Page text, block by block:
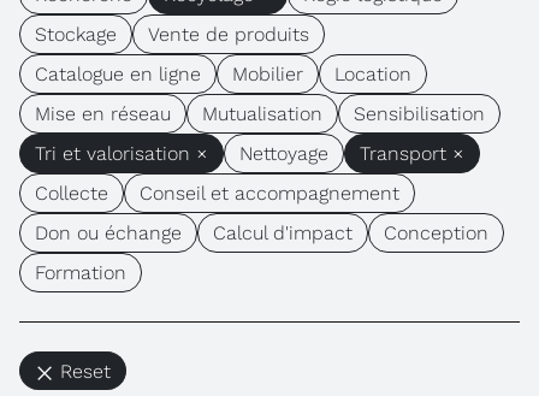
Stockage
Vente de produits
Catalogue en ligne
Mobilier
Location
Mise en réseau
Mutualisation
Sensibilisation
Tri et valorisation ×
Nettoyage
Transport ×
Collecte
Conseil et accompagnement
Don ou échange
Calcul d'impact
Conception
Formation
Reset